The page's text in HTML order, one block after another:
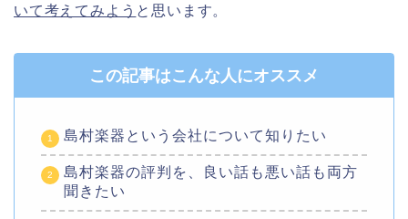
いて考えてみよう と思います。
この記事はこんな人にオススメ
島村楽器という会社について知りたい
島村楽器の評判を、良い話も悪い話も両方
聞きたい